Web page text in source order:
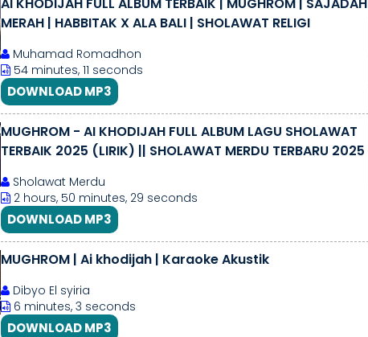
MERAH | HABBITAK X ALA BALI | SHOLAWAT RELIGI
Muhamad Romadhon
54 minutes, 11 seconds
DOWNLOAD MP3
MUGHROM - AI KHODIJAH FULL ALBUM LAGU SHOLAWAT
TERBAIK 2025 (LIRIK) || SHOLAWAT MERDU TERBARU 2025
Sholawat Merdu
2 hours, 50 minutes, 29 seconds
DOWNLOAD MP3
MUGHROM | Ai khodijah | Karaoke Akustik
Dibyo El syiria
6 minutes, 3 seconds
DOWNLOAD MP3